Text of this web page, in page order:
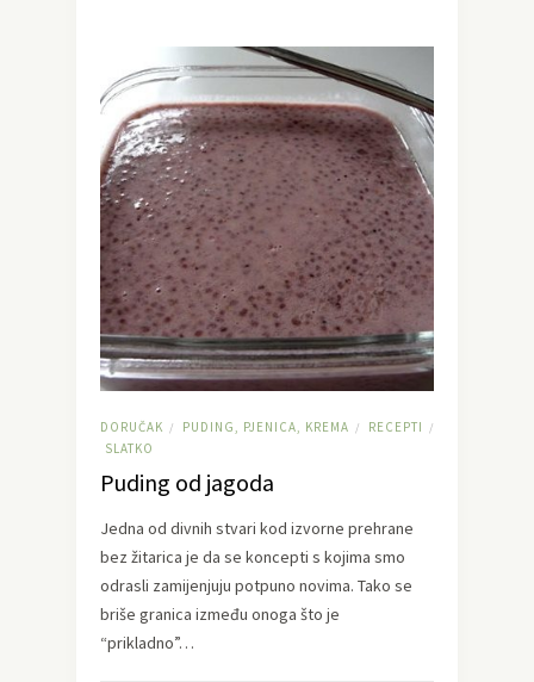
DORUČAK / PUDING, PJENICA, KREMA / RECEPTI /
SLATKO
Puding od jagoda
Jedna od divnih stvari kod izvorne prehrane
bez žitarica je da se koncepti s kojima smo
odrasli zamijenjuju potpuno novima. Tako se
briše granica između onoga što je
“prikladno”…